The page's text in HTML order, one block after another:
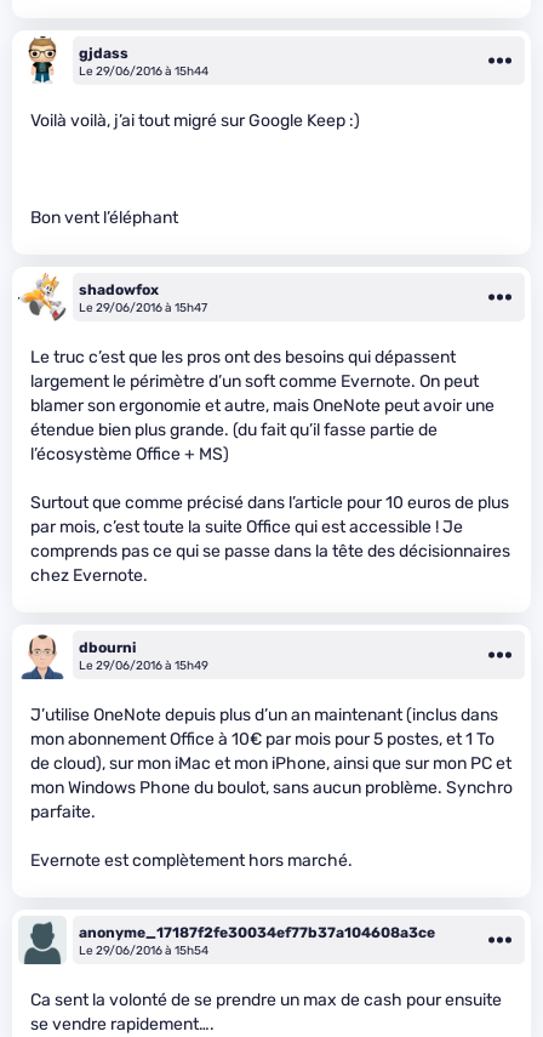
gjdass
Le 29/06/2016 à 15h44
Voilà voilà, j’ai tout migré sur Google Keep :)
Bon vent l’éléphant
shadowfox
Le 29/06/2016 à 15h47
Le truc c’est que les pros ont des besoins qui dépassent
largement le périmètre d’un soft comme Evernote. On peut
blamer son ergonomie et autre, mais OneNote peut avoir une
étendue bien plus grande. (du fait qu’il fasse partie de
l’écosystème Office + MS)
Surtout que comme précisé dans l’article pour 10 euros de plus
par mois, c’est toute la suite Office qui est accessible ! Je
comprends pas ce qui se passe dans la tête des décisionnaires
chez Evernote.
dbourni
Le 29/06/2016 à 15h49
J’utilise OneNote depuis plus d’un an maintenant (inclus dans
mon abonnement Office à 10€ par mois pour 5 postes, et 1 To
de cloud), sur mon iMac et mon iPhone, ainsi que sur mon PC et
mon Windows Phone du boulot, sans aucun problème. Synchro
parfaite.
Evernote est complètement hors marché.
anonyme_17187f2fe30034ef77b37a104608a3ce
Le 29/06/2016 à 15h54
Ca sent la volonté de se prendre un max de cash pour ensuite
se vendre rapidement….